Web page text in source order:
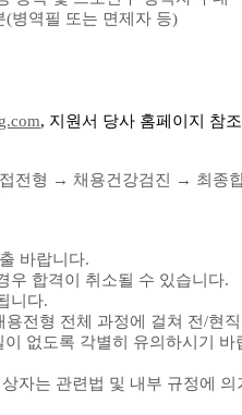
(병역필 또는 면제자 등)
, 지원서 당사 홈페이지 참조
전형 → 채용건강검진 → 최종
바랍니다.
우 합격이 취소될 수 있습니다.
니다.
용전형 전체 과정에 걸쳐 전/현직
이 없도록 각별히 유의하시기 바
자는 관련법 및 내부 규정에
의